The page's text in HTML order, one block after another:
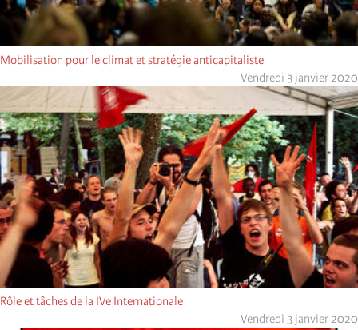
Mobilisation pour le climat et stratégie anticapitaliste
Vendredi 3 janvier 2020
Rôle et tâches de la IVe Internationale
Vendredi 3 janvier 2020